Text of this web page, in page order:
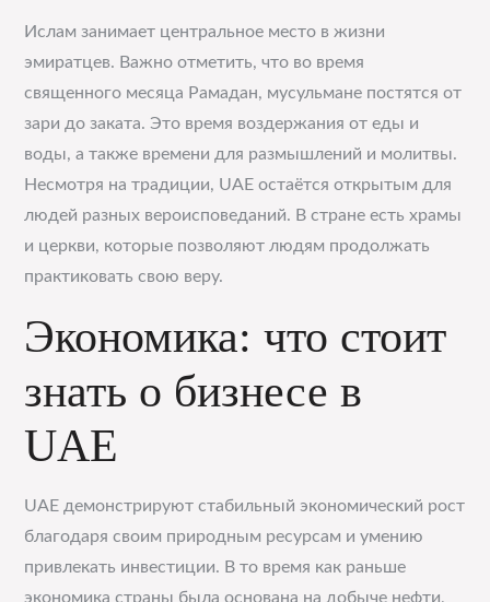
Ислам занимает центральное место в жизни
эмиратцев. Важно отметить, что во время
священного месяца Рамадан, мусульмане постятся от
зари до заката. Это время воздержания от еды и
воды, а также времени для размышлений и молитвы.
Несмотря на традиции, UAE остаётся открытым для
людей разных вероисповеданий. В стране есть храмы
и церкви, которые позволяют людям продолжать
практиковать свою веру.
Экономика: что стоит
знать о бизнесе в
UAE
UAE демонстрируют стабильный экономический рост
благодаря своим природным ресурсам и умению
привлекать инвестиции. В то время как раньше
экономика страны была основана на добыче нефти,